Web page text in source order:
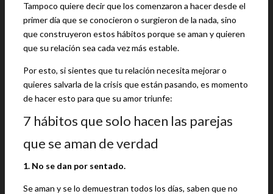
Tampoco quiere decir que los comenzaron a hacer desde el
primer día que se conocieron o surgieron de la nada, sino
que construyeron estos hábitos porque se aman y quieren
que su relación sea cada vez más estable.
Por esto, si sientes que tu relación necesita mejorar o
quieres salvarla de la crisis que están pasando, es momento
de hacer esto para que su amor triunfe:
7 hábitos que solo hacen las parejas
que se aman de verdad
1. No se dan por sentado.
Se aman y se lo demuestran todos los días, saben que no